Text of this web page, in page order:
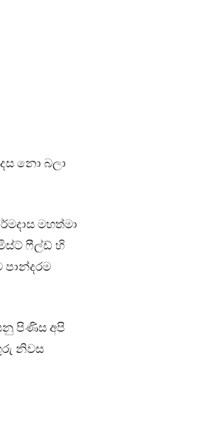
නො බලා
මහත්මා
ෆීල්ඩ් හි
පාන්දරම
පිණිස අපි
නිවස